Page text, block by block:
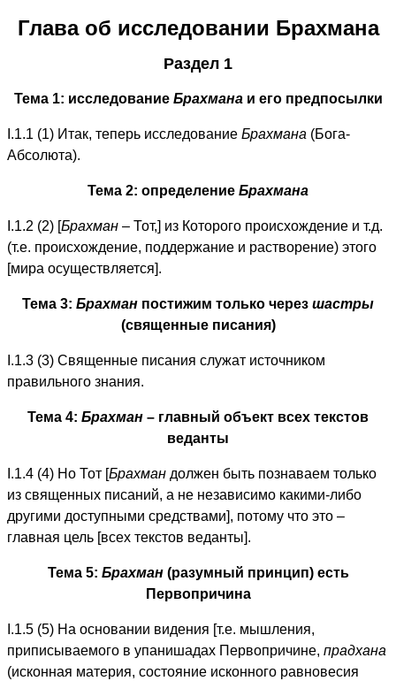
Глава об исследовании Брахмана
Раздел 1
Тема 1: исследование Брахманаи его предпосылки
I.1.1 (1) Итак, теперь исследование Брахмана (Бога-
Абсолюта).
Тема 2: определение Брахмана
I.1.2 (2) [Брахман – Тот,] из Которого происхождение и т.д.
(т.е. происхождение, поддержание и растворение) этого
[мира осуществляется].
Тема 3: Брахман постижим только через шастры
(священные писания)
I.1.3 (3) Священные писания служат источником
правильного знания.
Тема 4: Брахман – главный объект всех текстов
веданты
I.1.4 (4) Но Тот [Брахман должен быть познаваем только
из священных писаний, а не независимо какими-либо
другими доступными средствами], потому что это –
главная цель [всех текстов веданты].
Тема 5: Брахман(разумный принцип) есть
Первопричина
I.1.5 (5) На основании видения [т.е. мышления,
приписываемого в упанишадах Первопричине, прадхана
(исконная материя, состояние исконного равновесия